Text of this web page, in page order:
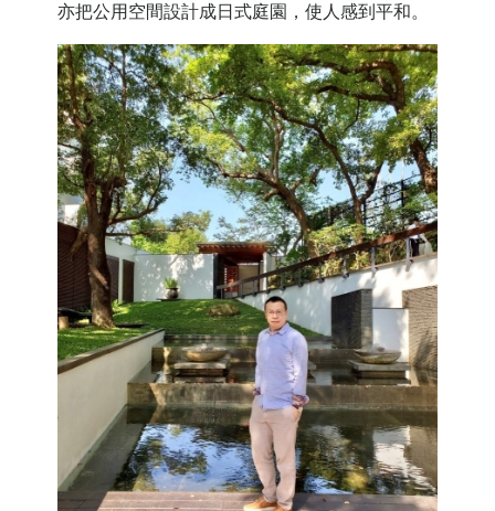
亦把公用空間設計成日式庭園，使人感到平和。